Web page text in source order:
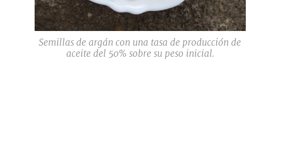
Semillas de argán con una tasa de producción de
aceite del 50% sobre su peso inicial.